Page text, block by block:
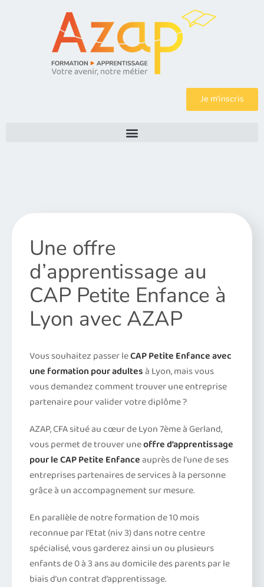
Je m’inscris
Une offre
d’apprentissage au
CAP Petite Enfance à
Lyon avec AZAP
Vous souhaitez passer leCAP Petite Enfance avec
une formation pour adultesà Lyon, mais vous
vous demandez comment trouver une entreprise
partenaire pour valider votre diplôme ?
AZAP, CFA situé au cœur de Lyon 7ème à Gerland,
vous permet de trouver uneoffre d’apprentissage
pour le CAP Petite Enfanceauprès de l’une de ses
entreprises partenaires de services à la personne
grâce à un accompagnement sur mesure.
En parallèle de notre formation de 10 mois
reconnue par l’Etat (niv 3) dans notre centre
spécialisé, vous garderez ainsi un ou plusieurs
enfants de 0 à 3 ans au domicile des parents par le
biais d’un contrat d’apprentissage.